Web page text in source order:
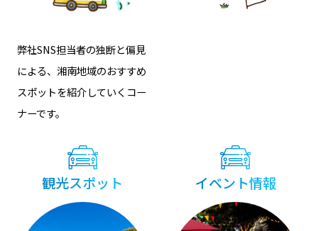
弊社SNS担当者の独断と偏見
による、湘南地域のおすすめ
スポットを紹介していくコー
ナーです。
観光スポット イベント情報